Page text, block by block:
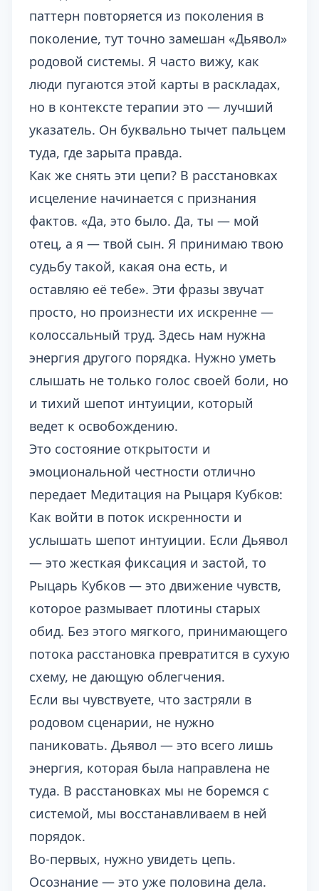
паттерн повторяется из поколения в
поколение, тут точно замешан «Дьявол»
родовой системы. Я часто вижу, как
люди пугаются этой карты в раскладах,
но в контексте терапии это — лучший
указатель. Он буквально тычет пальцем
туда, где зарыта правда.
Как же снять эти цепи? В расстановках
исцеление начинается с признания
фактов. «Да, это было. Да, ты — мой
отец, а я — твой сын. Я принимаю твою
судьбу такой, какая она есть, и
оставляю её тебе». Эти фразы звучат
просто, но произнести их искренне —
колоссальный труд. Здесь нам нужна
энергия другого порядка. Нужно уметь
слышать не только голос своей боли, но
и тихий шепот интуиции, который
ведет к освобождению.
Это состояние открытости и
эмоциональной честности отлично
передает Медитация на Рыцаря Кубков:
Как войти в поток искренности и
услышать шепот интуиции. Если Дьявол
— это жесткая фиксация и застой, то
Рыцарь Кубков — это движение чувств,
которое размывает плотины старых
обид. Без этого мягкого, принимающего
потока расстановка превратится в сухую
схему, не дающую облегчения.
Если вы чувствуете, что застряли в
родовом сценарии, не нужно
паниковать. Дьявол — это всего лишь
энергия, которая была направлена не
туда. В расстановках мы не боремся с
системой, мы восстанавливаем в ней
порядок.
Во-первых, нужно увидеть цепь.
Осознание — это уже половина дела.